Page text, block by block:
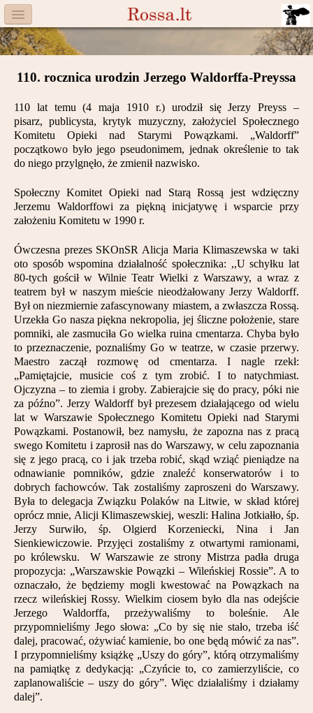
Menu
Facebook
Aktualności
Książka
Cegiełki
Trasy
Darczyńcy
Partnerzy
Kontakt
110. rocznica urodzin Jerzego Waldorffa-Preyssa
110 lat temu (4 maja 1910 r.) urodził się Jerzy Preyss –
pisarz,publicysta, krytyk muzyczny, założyciel Społecznego
Komitetu Opieki nad Starymi Powązkami. „Waldorff”
początkowo było jego pseudonimem, jednak określenie to tak
do niego przylgnęło, że zmienił nazwisko.
Społeczny Komitet Opieki nad Starą Rossą jest wdzięczny
Jerzemu Waldorffowi za piękną inicjatywę i wsparcie przy
założeniu Komitetu w 1990 r.
Ówczesna prezes SKOnSR Alicja Maria Klimaszewska w taki
oto sposób wspomina działalność społecznika: ,,U schyłku lat
80-tych gościł w Wilnie Teatr Wielki z Warszawy, a wraz z
teatrem był w naszym mieście nieodżałowany Jerzy Waldorff.
Był on niezmiernie zafascynowany miastem, a zwłaszcza Rossą.
Urzekła Go nasza piękna nekropolia, jej śliczne położenie, stare
pomniki, ale zasmuciła Go wielka ruina cmentarza. Chyba było
to przeznaczenie, poznaliśmy Go w teatrze, w czasie przerwy.
Maestro zaczął rozmowę od cmentarza. I nagle rzekł:
„Pamiętajcie, musicie coś z tym zrobić. I to natychmiast.
Ojczyzna – to ziemia i groby. Zabierajcie się do pracy, póki nie
za późno”. Jerzy Waldorff był prezesem działającego od wielu
lat w Warszawie Społecznego Komitetu Opieki nad Starymi
Powązkami. Postanowił, bez namysłu, że zapozna nas z pracą
swego Komitetu i zaprosił nas do Warszawy, w celu zapoznania
się z jego pracą, co i jak trzeba robić, skąd wziąć pieniądze na
odnawianie pomników, gdzie znaleźć konserwatorów i to
dobrych fachowców. Tak zostaliśmy zaproszeni do Warszawy.
Była to delegacja Związku Polaków na Litwie, w skład której
oprócz mnie, Alicji Klimaszewskiej, weszli: Halina Jotkiałło, śp.
Jerzy Surwiło, śp. Olgierd Korzeniecki, Nina i Jan
Sienkiewiczowie. Przyjęci zostaliśmy z otwartymi ramionami,
po królewsku. W Warszawie ze strony Mistrza padła druga
propozycja: „Warszawskie Powązki – Wileńskiej Rossie”. A to
oznaczało, że będziemy mogli kwestować na Powązkach na
rzecz wileńskiej Rossy. Wielkim ciosem było dla nas odejście
Jerzego Waldorffa, przeżywaliśmy to boleśnie. Ale
przypomnieliśmy Jego słowa: „Co by się nie stało, trzeba iść
dalej, pracować, ożywiać kamienie, bo one będą mówić za nas”.
I przypomnieliśmy książkę „Uszy do góry”, którą otrzymaliśmy
na pamiątkę z dedykacją: „Czyńcie to, co zamierzyliście, co
zaplanowaliście – uszy do góry”. Więc działaliśmy i działamy
dalej”.